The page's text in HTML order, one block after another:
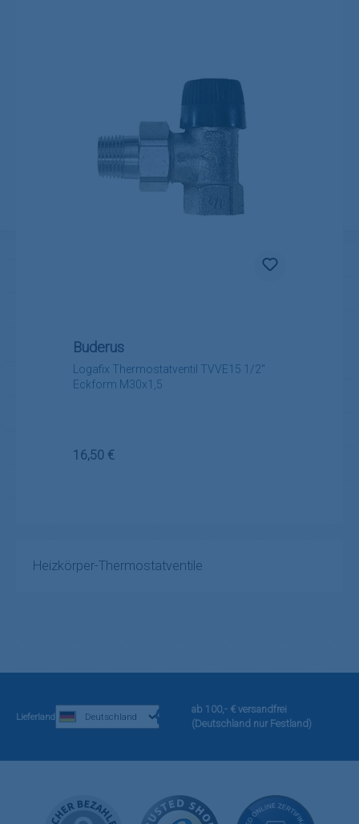
Logafix Thermostatventil TVVE15 1/2"
Eckform M30x1,5
Buderus
Regulärer Preis:
16,50 €
Heizkörper-Thermostatventile
Lieferland
ab 100,- € versandfrei
(Deutschland nur Festland)